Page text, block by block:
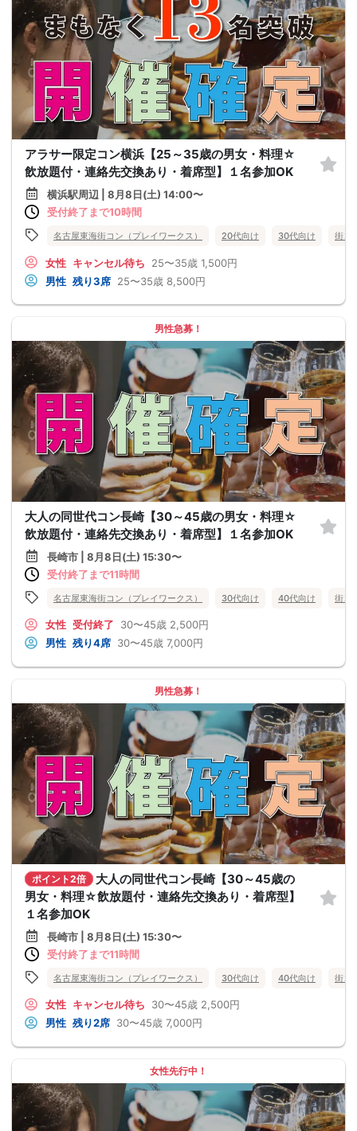
アラサー限定コン横浜【25～35歳の男女・料理☆
飲放題付・連絡先交換あり・着席型】１名参加OK
横浜駅周辺 | 8月8日(土) 14:00〜
受付終了まで10時間
名古屋東海街コン（プレイワークス） 20代向け 30代向け 街コ
女性 キャンセル待ち 25〜35歳 1,500円
男性 残り3席 25〜35歳 8,500円
男性急募！
大人の同世代コン長崎【30～45歳の男女・料理☆
飲放題付・連絡先交換あり・着席型】１名参加OK
長崎市 | 8月8日(土) 15:30〜
受付終了まで11時間
名古屋東海街コン（プレイワークス） 30代向け 40代向け 街コ
女性 受付終了 30〜45歳 2,500円
男性 残り4席 30〜45歳 7,000円
男性急募！
ポイント2倍
大人の同世代コン長崎【30～45歳の
男女・料理☆飲放題付・連絡先交換あり・着席型】
１名参加OK
長崎市 | 8月8日(土) 15:30〜
受付終了まで11時間
名古屋東海街コン（プレイワークス） 30代向け 40代向け 街コ
女性 キャンセル待ち 30〜45歳 2,500円
男性 残り2席 30〜45歳 7,000円
女性先行中！